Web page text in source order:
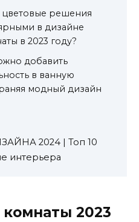
цветовые решения
в дизайне
в 2023 году?
добавить
в ванную
модный дизайн
2024 | Топ 10
интерьера
2023